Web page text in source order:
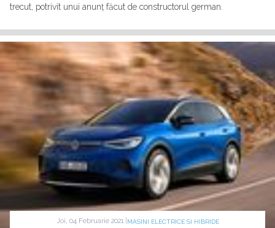
trecut, potrivit unui anunț făcut de constructorul german.
Joi, 04 Februarie 2021 | MASINI ELECTRICE SI HIBRIDE